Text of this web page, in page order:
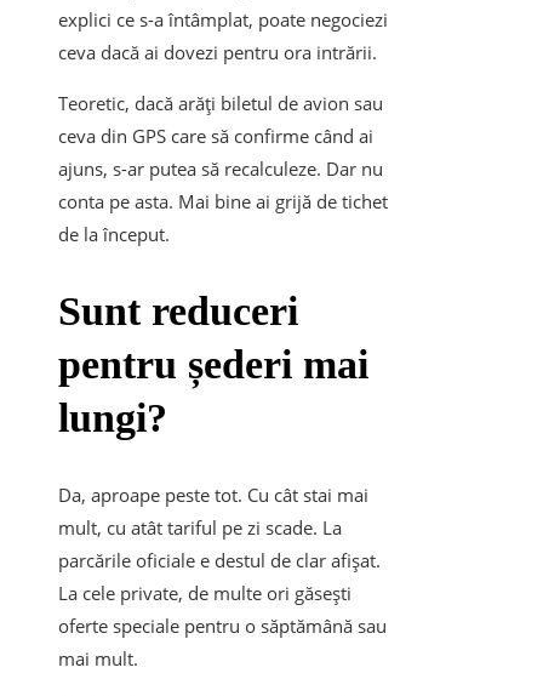
explici ce s-a întâmplat, poate negociezi
ceva dacă ai dovezi pentru ora intrării.
Teoretic, dacă arăți biletul de avion sau
ceva din GPS care să confirme când ai
ajuns, s-ar putea să recalculeze. Dar nu
conta pe asta. Mai bine ai grijă de tichet
de la început.
Sunt reduceri
pentru șederi mai
lungi?
Da, aproape peste tot. Cu cât stai mai
mult, cu atât tariful pe zi scade. La
parcările oficiale e destul de clar afișat.
La cele private, de multe ori găsești
oferte speciale pentru o săptămână sau
mai mult.